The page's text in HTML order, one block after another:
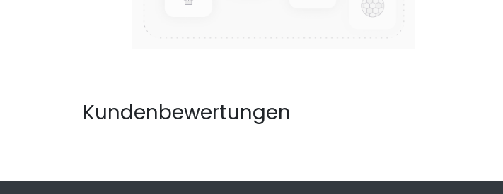
Kundenbewertungen